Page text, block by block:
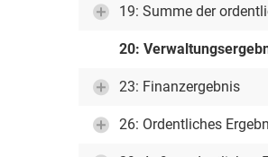
19: Summe der
20:
23: Finanzergebnis
26: Ordentliches